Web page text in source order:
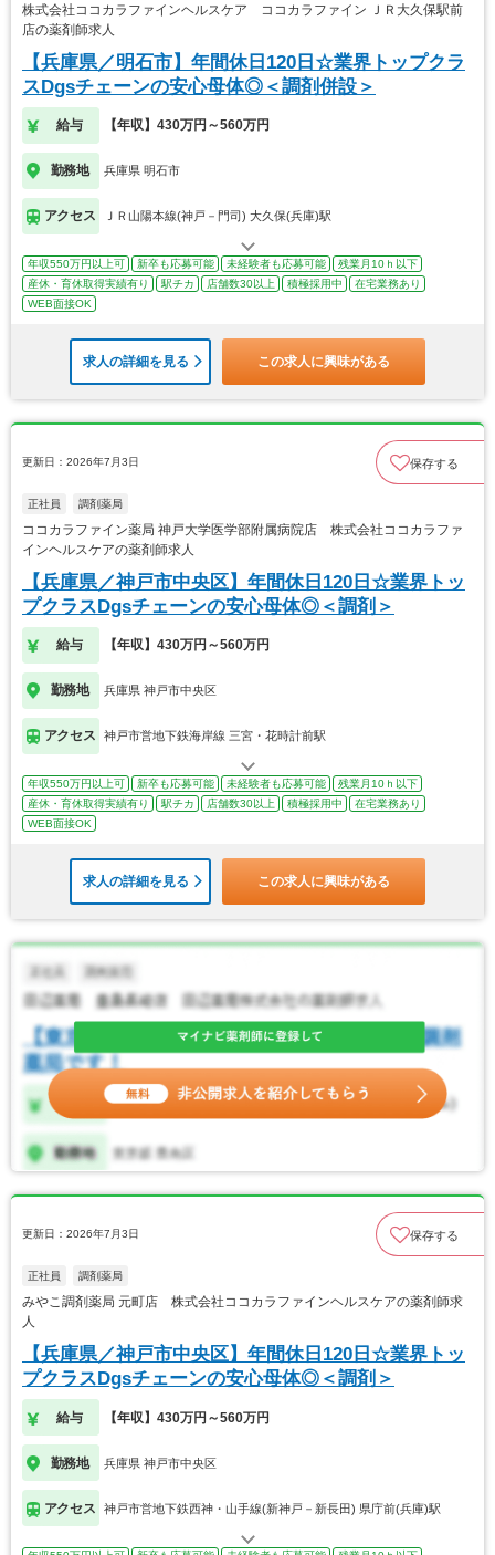
株式会社ココカラファインヘルスケア ココカラファイン ＪＲ大久保駅前
店の薬剤師求人
【兵庫県／明石市】年間休日120日☆業界トップクラ
スDgsチェーンの安心母体◎＜調剤併設＞
給与 【年収】430万円～560万円
勤務地 兵庫県 明石市
アクセス ＪＲ山陽本線(神戸－門司) 大久保(兵庫)駅
年収550万円以上可 新卒も応募可能 未経験者も応募可能
残業月10ｈ以下
産休・育休取得実績有り
駅チカ 店舗数30以上 積極採用中
在宅業務あり
WEB面接OK
求人の詳細を見る この求人に興味がある
更新日：2026年7月3日 保存する
正社員 調剤薬局
ココカラファイン薬局 神戸大学医学部附属病院店 株式会社ココカラファ
インヘルスケアの薬剤師求人
【兵庫県／神戸市中央区】年間休日120日☆業界トッ
プクラスDgsチェーンの安心母体◎＜調剤＞
給与 【年収】430万円～560万円
勤務地 兵庫県 神戸市中央区
アクセス 神戸市営地下鉄海岸線 三宮・花時計前駅
年収550万円以上可 新卒も応募可能 未経験者も応募可能
残業月10ｈ以下
産休・育休取得実績有り
駅チカ 店舗数30以上 積極採用中
在宅業務あり
WEB面接OK
求人の詳細を見る この求人に興味がある
更新日：2026年7月3日 保存する
正社員 調剤薬局
みやこ調剤薬局 元町店 株式会社ココカラファインヘルスケアの薬剤師求
人
【兵庫県／神戸市中央区】年間休日120日☆業界トッ
プクラスDgsチェーンの安心母体◎＜調剤＞
給与 【年収】430万円～560万円
勤務地 兵庫県 神戸市中央区
アクセス 神戸市営地下鉄西神・山手線(新神戸－新長田) 県庁前(兵庫)駅